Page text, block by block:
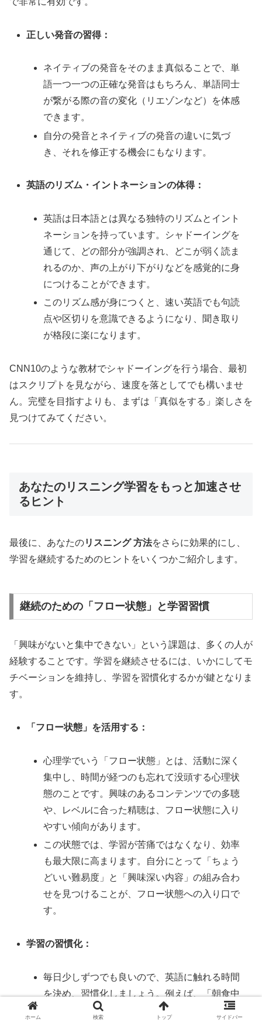
正しい発音の習得：
ネイティブの発音をそのまま真似ることで、単
語一つ一つの正確な発音はもちろん、単語同士
が繋がる際の音の変化（リエゾンなど）を体感
できます。
自分の発音とネイティブの発音の違いに気づ
き、それを修正する機会にもなります。
英語のリズム・イントネーションの体得：
英語は日本語とは異なる独特のリズムとイント
ネーションを持っています。シャドーイングを
通じて、どの部分が強調され、どこが弱く読ま
れるのか、声の上がり下がりなどを感覚的に身
につけることができます。
このリズム感が身につくと、速い英語でも句読
点や区切りを意識できるようになり、聞き取り
が格段に楽になります。
CNN10のような教材でシャドーイングを行う場合、最初
はスクリプトを見ながら、速度を落としてでも構いませ
ん。完璧を目指すよりも、まずは「真似をする」楽しさを
見つけてみてください。
あなたのリスニング学習をもっと加速させ
るヒント
最後に、あなたのリスニング 方法をさらに効果的にし、
学習を継続するためのヒントをいくつかご紹介します。
継続のための「フロー状態」と学習習慣
「興味がないと集中できない」という課題は、多くの人が
経験することです。学習を継続させるには、いかにしてモ
チベーションを維持し、学習を習慣化するかが鍵となりま
す。
「フロー状態」を活用する：
心理学でいう「フロー状態」とは、活動に深く
集中し、時間が経つのも忘れて没頭する心理状
態のことです。興味のあるコンテンツでの多聴
や、レベルに合った精聴は、フロー状態に入り
やすい傾向があります。
この状態では、学習が苦痛ではなくなり、効率
も最大限に高まります。自分にとって「ちょう
どいい難易度」と「興味深い内容」の組み合わ
せを見つけることが、フロー状態への入り口で
す。
学習の習慣化：
毎日少しずつでも良いので、英語に触れる時間
を決め、習慣化しましょう。例えば、「朝食中
はポッドキャストを聞く」「寝る前の10分はシ
ホーム 検索 トップ サイドバー